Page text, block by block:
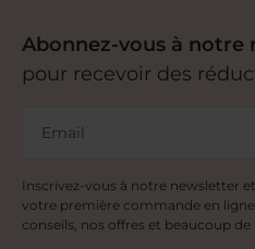
Abonnez-vous à notre
pour recevoir des
Email
Inscrivez-vous à notre newsletter
votre première commande en
conseils, nos offres et beaucoup de